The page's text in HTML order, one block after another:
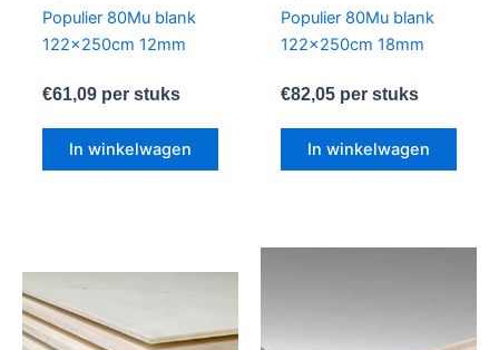
Populier 80Mu blank
122x250cm 12mm
€61,09per stuks
In winkelwagen
Populier 80Mu blank
122x250cm 18mm
€82,05per stuks
In winkelwagen